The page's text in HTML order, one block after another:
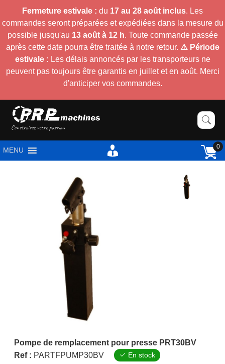
Fermeture estivale : du 17 au 28 août inclus. Les
commandes seront préparées et expédiées dans la mesure du
possible jusqu'au 13 août à 12 h. Toute commande passée
après cette date pourra être traitée à notre retour. ⚠️ Période
estivale : Les délais annoncés par les transporteurs ne
peuvent pas toujours être garantis en juillet et en août. Merci
d'anticiper vos commandes.
MENU 0
Pompe de remplacement pour presse PRT30BV
Ref : PARTFPUMP30BV En stock